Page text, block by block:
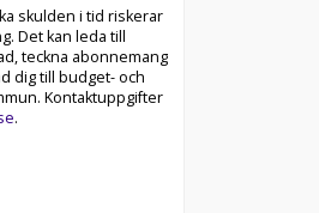
skulden i tid riskerar
Det kan leda till
teckna abonnemang
dig till budget- och
Kontaktuppgifter
.